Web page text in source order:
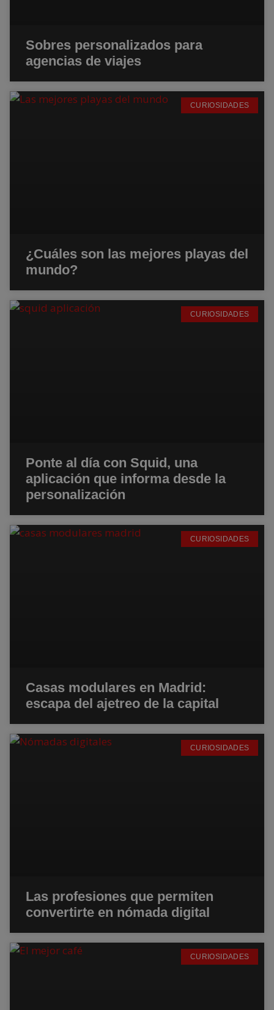
Sobres personalizados para
agencias de viajes
CURIOSIDADES
¿Cuáles son las mejores playas del
mundo?
CURIOSIDADES
Ponte al día con Squid, una
aplicación que informa desde la
personalización
CURIOSIDADES
Casas modulares en Madrid:
escapa del ajetreo de la capital
CURIOSIDADES
Las profesiones que permiten
convertirte en nómada digital
CURIOSIDADES